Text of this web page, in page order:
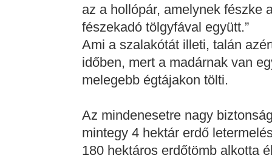
az a hollópár, amelynek fészke
fészekadó tölgyfával együtt.”
Ami a szalakótát illeti, talán
időben, mert a madárnak van
melegebb égtájakon tölti.
Az mindenesetre nagy
mintegy 4 hektár erdő
180 hektáros erdőtömb alkotta